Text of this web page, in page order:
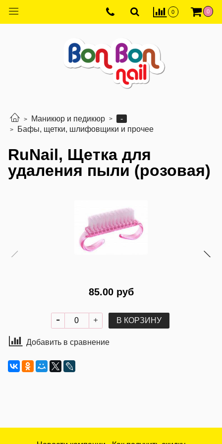
0 0
Маникюр и педикюр
-
Бафы, щетки, шлифовщики и прочее
RuNail, Щетка для
удаления пыли (розовая)
85.00 руб
В КОРЗИНУ
Добавить в сравнение